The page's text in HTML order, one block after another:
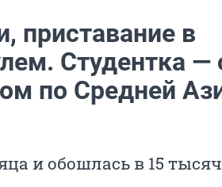
приставание в
Студентка —
по Средней
и обошлась в 15 тысяч